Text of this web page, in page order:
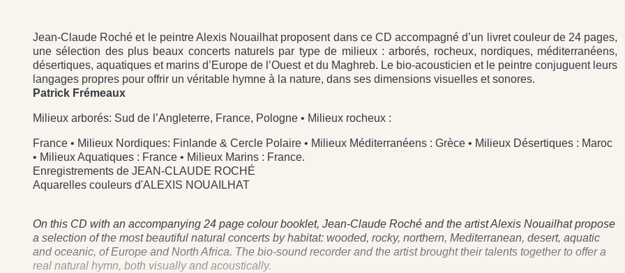
Jean-Claude Roché et le peintre Alexis Nouailhat proposent dans ce CD accompagné d’un livret couleur de 24 pages,
une sélection des plus beaux concerts naturels par type de milieux : arborés, rocheux, nordiques, méditerranéens,
désertiques, aquatiques et marins d’Europe de l’Ouest et du Maghreb. Le bio-acousticien et le peintre conjuguent leurs
langages propres pour offrir un véritable hymne à la nature, dans ses dimensions visuelles et sonores.
Patrick Frémeaux
Milieux arborés: Sud de l’Angleterre, France, Pologne • Milieux rocheux :
France • Milieux Nordiques: Finlande & Cercle Polaire • Milieux Méditerranéens : Grèce • Milieux Désertiques : Maroc
• Milieux Aquatiques : France • Milieux Marins : France.
Enregistrements de JEAN-CLAUDE ROCHÉ
Aquarelles couleurs d'ALEXIS NOUAILHAT
On this CD with an accompanying 24 page colour booklet, Jean-Claude Roché and the artist Alexis Nouailhat propose
a selection of the most beautiful natural concerts by habitat: wooded, rocky, northern, Mediterranean, desert, aquatic
and oceanic, of Europe and North Africa. The bio-sound recorder and the artist brought their talents together to offer a
real natural hymn, both visually and acoustically.